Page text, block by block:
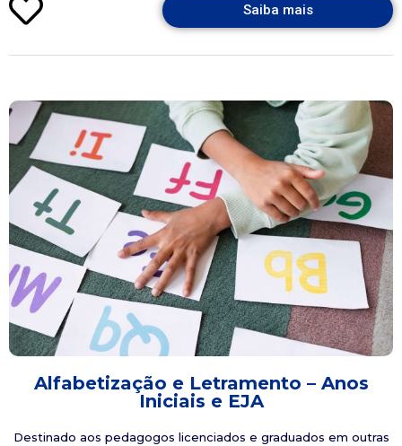
Saiba mais
Alfabetização e Letramento – Anos
Iniciais e EJA
Destinado aos pedagogos licenciados e graduados em outras